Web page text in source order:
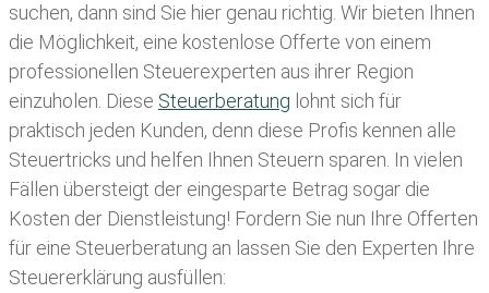
suchen, dann sind Sie hier genau richtig. Wir bieten Ihnen
die Möglichkeit, eine kostenlose Offerte von einem
professionellen Steuerexperten aus ihrer Region
einzuholen. Diese Steuerberatung lohnt sich für
praktisch jeden Kunden, denn diese Profis kennen alle
Steuertricks und helfen Ihnen Steuern sparen. In vielen
Fällen übersteigt der eingesparte Betrag sogar die
Kosten der Dienstleistung! Fordern Sie nun Ihre Offerten
für eine Steuerberatung an lassen Sie den Experten Ihre
Steuererklärung ausfüllen: